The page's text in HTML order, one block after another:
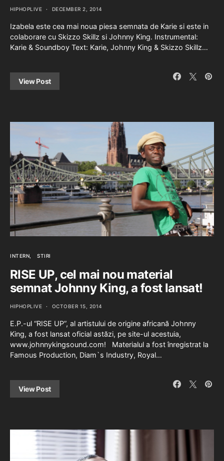
HIPHOPLIVE DECEMBER 2, 2014
Izabela este cea mai noua piesa semnata de Karie si este in
colaborare cu Skizzo Skillz si Johnny King. Instrumental:
Karie & Soundboy Text: Karie, Johnny King & Skizzo Skillz…
View Post
INTERN STIRI
RISE UP, cel mai nou material
semnat Johnny King, a fost lansat!
HIPHOPLIVE OCTOBER 15, 2014
E.P.-ul “RISE UP”, al artistului de origine africană Johnny
King, a fost lansat oficial astăzi, pe site-ul acestuia,
www.johnnykingsound.com! Materialul a fost înregistrat la
Famous Production, Diam`s Industry, Royal…
View Post